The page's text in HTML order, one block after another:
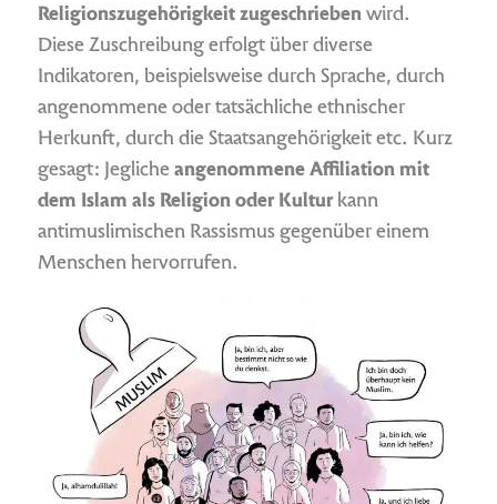
Religionszugehörigkeit zugeschriebenwird.
Diese Zuschreibung erfolgt über diverse
Indikatoren, beispielsweise durch Sprache, durch
angenommene oder tatsächliche ethnischer
Herkunft, durch die Staatsangehörigkeit etc. Kurz
gesagt: Jegliche angenommene Affiliation mit
dem Islam als Religion oder Kulturkann
antimuslimischen Rassismus gegenüber einem
Menschen hervorrufen.